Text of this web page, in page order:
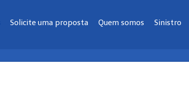
Solicite uma proposta Quem somos Sinistro